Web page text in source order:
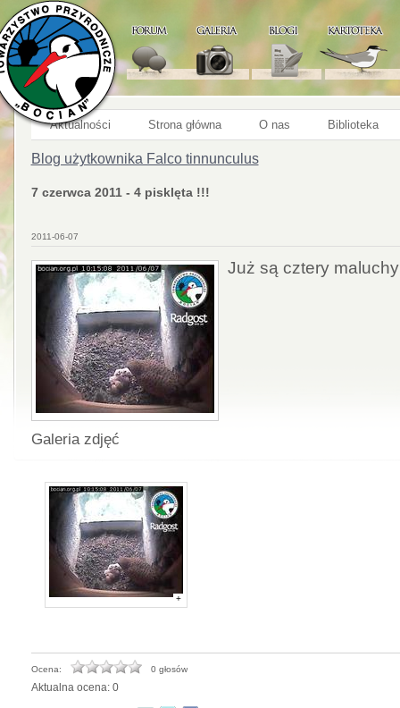
Aktualności Strona główna O nas Biblioteka
Blog użytkownika Falco tinnunculus
7 czerwca 2011 - 4 pisklęta !!!
2011-06-07
Już są cztery
Galeria zdjęć
+
Ocena: 0 głosów
Aktualna ocena: 0